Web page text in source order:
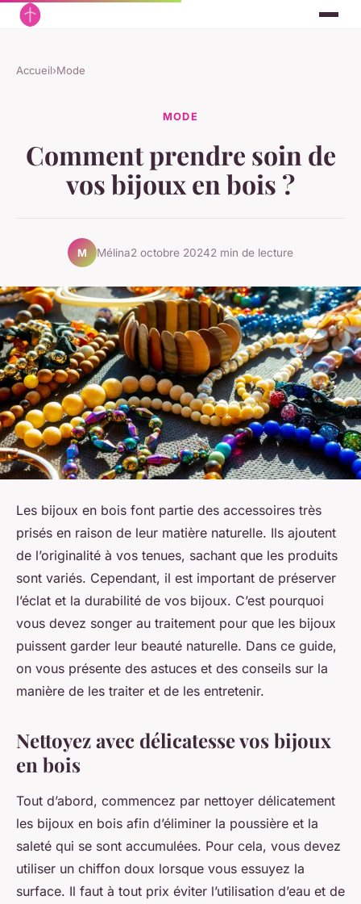
Accueil›Mode
MODE
Comment prendre soin de
vos bijoux en bois ?
M Mélina2 octobre 20242 min de lecture
Les bijoux en bois font partie des accessoires très
prisés en raison de leur matière naturelle. Ils ajoutent
de l’originalité à vos tenues, sachant que les produits
sont variés. Cependant, il est important de préserver
l’éclat et la durabilité de vos bijoux. C’est pourquoi
vous devez songer au traitement pour que les bijoux
puissent garder leur beauté naturelle. Dans ce guide,
on vous présente des astuces et des conseils sur la
manière de les traiter et de les entretenir.
Nettoyez avec délicatesse vos bijoux
en bois
Tout d’abord, commencez par nettoyer délicatement
les bijoux en bois afin d’éliminer la poussière et la
saleté qui se sont accumulées. Pour cela, vous devez
utiliser un chiffon doux lorsque vous essuyez la
surface. Il faut à tout prix éviter l’utilisation d’eau et de